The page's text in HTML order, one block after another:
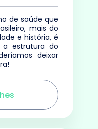
de saúde que
mais do
e história, é
a estrutura do
deixar